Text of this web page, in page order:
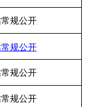
规公开
规公开
规公开
规公开